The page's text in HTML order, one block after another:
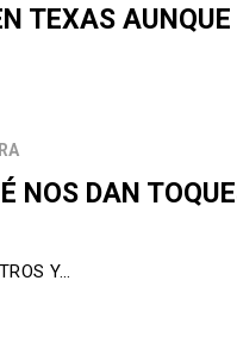
TEXAS
NOS DAN
Y…